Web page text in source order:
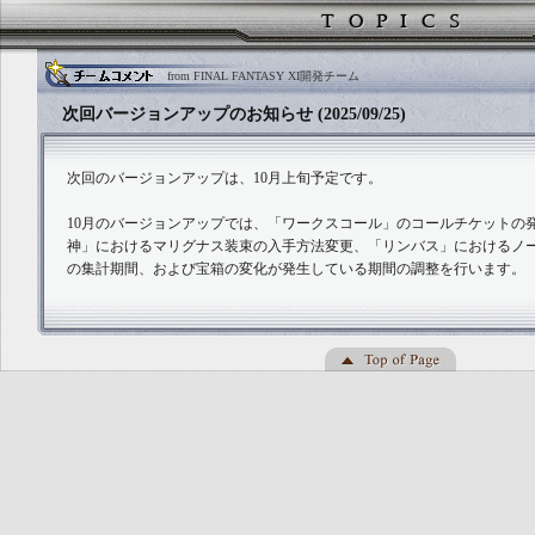
from FINAL FANTASY XI開発チーム
次回バージョンアップのお知らせ (2025/09/25)
次回のバージョンアップは、10月上旬予定です。
10月のバージョンアップでは、「ワークスコール」のコールチケット
神」におけるマリグナス装束の入手方法変更、「リンバス」におけるノ
の集計期間、および宝箱の変化が発生している期間の調整を行います。